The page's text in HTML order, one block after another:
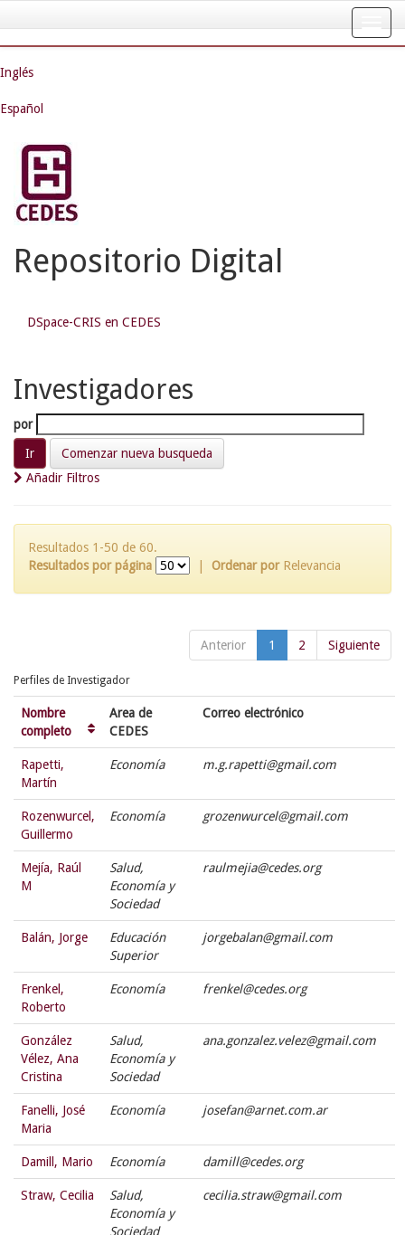
navigation
Inglés
Español
Repositorio Digital
DSpace-CRIS en CEDES
Investigadores
por
Comenzar nueva busqueda
Añadir Filtros
Resultados 1-50 de 60.
Resultados por página
Ordenar por Relevancia
Anterior 1 2 Siguiente
Perfiles de Investigador
Nombre
completo
Area de
CEDES
Correo electrónico
Rapetti,
Martín
Economía m.g.rapetti@gmail.com
Rozenwurcel,
Guillermo
Economía grozenwurcel@gmail.com
Mejía, Raúl
M
Salud,
Economía y
Sociedad
raulmejia@cedes.org
Balán, Jorge
Educación
Superior
jorgebalan@gmail.com
Frenkel,
Roberto
Economía frenkel@cedes.org
González
Vélez, Ana
Cristina
Salud,
Economía y
Sociedad
ana.gonzalez.velez@gmail.com
Fanelli, José
Maria
Economía josefan@arnet.com.ar
Damill, Mario Economía damill@cedes.org
Straw, Cecilia
Salud,
Economía y
Sociedad
cecilia.straw@gmail.com